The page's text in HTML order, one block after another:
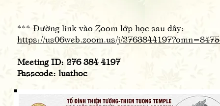
*** Đường link vào Zoom lớp học sau đây:
https://us06web.zoom.us/j/
Meeting ID: 276 384 4197
Passcode: luathoc